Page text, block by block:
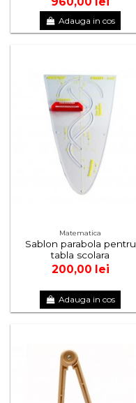
Adauga in cos
Matematica
Sablon parabola pentru
tabla scolara
200,00 lei
Adauga in cos